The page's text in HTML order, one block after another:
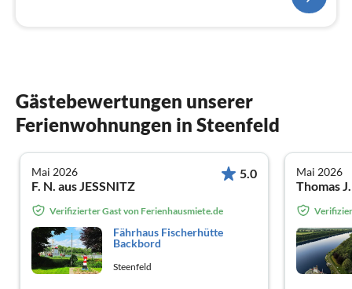
Gästebewertungen unserer
Ferienwohnungen in Steenfeld
Mai 2026
F. N. aus JESSNITZ
5.0
Verifizierter Gast von Ferienhausmiete.de
Fährhaus Fischerhütte
Backbord
Steenfeld
Mai 2026